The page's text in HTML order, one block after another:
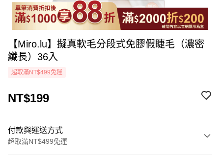
【Miro.lu】擬真軟毛分段式免膠假睫毛（濃密
纖長）36入
超取滿NT$499免運
NT$199
付款與運送方式
超取滿NT$499免運